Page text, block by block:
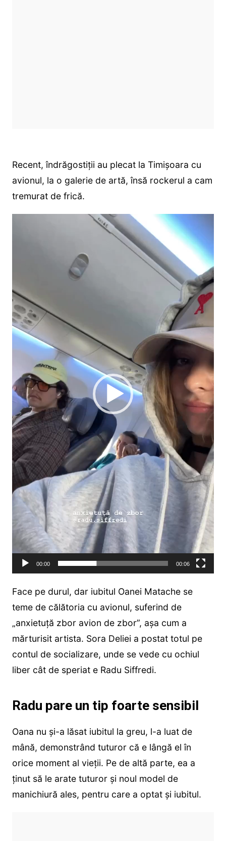
Recent, îndrăgostiții au plecat la Timișoara cu
avionul, la o galerie de artă, însă rockerul a cam
tremurat de frică.
00:00 00:06
Face pe durul, dar iubitul Oanei Matache se
teme de călătoria cu avionul, suferind de
„anxietuță zbor avion de zbor”, așa cum a
mărturisit artista. Sora Deliei a postat totul pe
contul de socializare, unde se vede cu ochiul
liber cât de speriat e Radu Siffredi.
Radu pare un tip foarte sensibil
Oana nu și-a lăsat iubitul la greu, l-a luat de
mână, demonstrând tuturor că e lângă el în
orice moment al vieții. Pe de altă parte, ea a
ținut să le arate tuturor și noul model de
manichiură ales, pentru care a optat și iubitul.